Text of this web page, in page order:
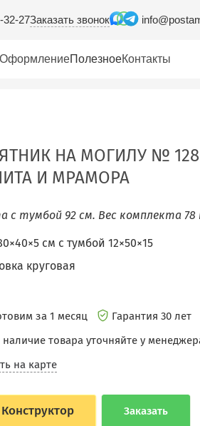
32-27Заказать звонок
ПолезноеКонтакты
НА МОГИЛУ №
И МРАМОРА
с тумбой 92 см. Вес комплекта 78
см c тумбой 12×50×15
круговая
за 1 месяц Гарантия 30 лет
товара уточняйте у
на карте
Конструктор Заказать